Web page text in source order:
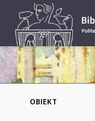
OBIEKT